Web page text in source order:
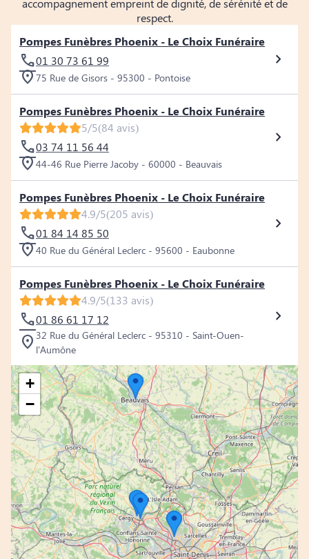
accompagnement empreint de dignité, de sérénité et de
respect.
Pompes Funèbres Phoenix - Le Choix Funéraire
01 30 73 61 99
75 Rue de Gisors - 95300 - Pontoise
Pompes Funèbres Phoenix - Le Choix Funéraire
5/5(84 avis)
03 74 11 56 44
44-46 Rue Pierre Jacoby - 60000 - Beauvais
Pompes Funèbres Phoenix - Le Choix Funéraire
4.9/5(205 avis)
01 84 14 85 50
40 Rue du Général Leclerc - 95600 - Eaubonne
Pompes Funèbres Phoenix - Le Choix Funéraire
4.9/5(133 avis)
01 86 61 17 12
32 Rue du Général Leclerc - 95310 - Saint-Ouen-
l'Aumône
+
−